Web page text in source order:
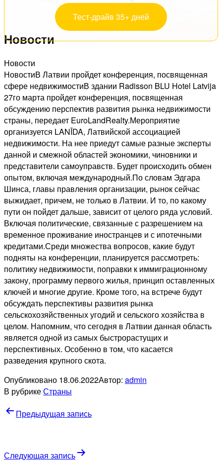
Тест-драйв 35+ дней
Новости
Новости
НовостиВ Латвии пройдет конференция, посвященная
сфере недвижимостиВ здании Radisson BLU Hotel Latvija
27го марта пройдет конференция, посвященная
обсуждению перспектив развития рынка недвижимости
страны, передает EuroLandRealty.Мероприятие
организуется LANĪDA, Латвийской ассоциацией
недвижимости. На нее приедут самые разные эксперты
данной и смежной областей экономики, чиновники и
представители самоуправств. Будет происходить обмен
опытом, включая международный.По словам Эдгара
Шинса, главы правления организации, рынок сейчас
выжидает, причем, не только в Латвии. И то, по какому
пути он пойдет дальше, зависит от целого ряда условий.
Включая политические, связанные с разрешением на
временное проживание иностранцев и с ипотечными
кредитами.Среди множества вопросов, какие будут
подняты на конференции, планируется рассмотреть:
политику недвижимости, поправки к иммиграционному
закону, программу первого жилья, принцип оставленных
ключей и многие другие. Кроме того, на встрече будут
обсуждать перспективы развития рынка
сельскохозяйственных угодий и сельского хозяйства в
целом. Напомним, что сегодня в Латвии данная область
является одной из самых быстрорастущих и
перспективных. Особенно в том, что касается
разведения крупного скота.
Опубликовано 18.06.2022Автор: admin
В рубрикеСтраны
Навигация
Предыдущая запись
Следующая запись